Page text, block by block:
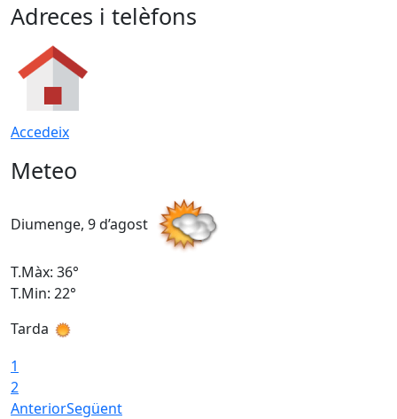
Adreces i telèfons
Accedeix
Meteo
Diumenge, 9 d’agost
T.Màx: 36°
T.Min: 22°
Tarda
1
2
AnteriorSegüent